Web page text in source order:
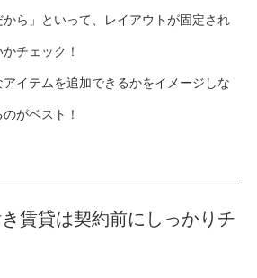
から」といって、レイアウトが固定され
チェック！
アイテムを追加できるかをイメージしな
がベスト！
賃貸は契約前にしっかりチ